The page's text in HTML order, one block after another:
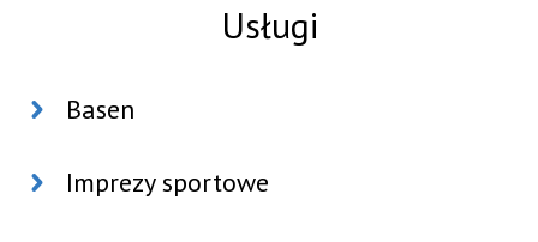
Usługi
Basen
Imprezy sportowe